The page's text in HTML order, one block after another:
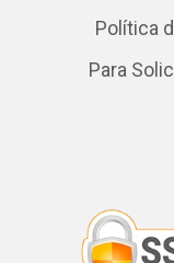
Política
Para